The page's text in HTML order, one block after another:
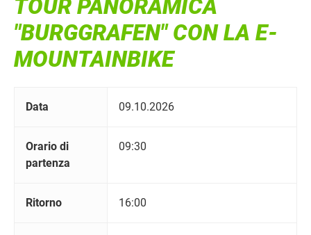
TOUR PANORAMICA
"BURGGRAFEN" CON LA E-
MOUNTAINBIKE
Data 09.10.2026
Orario di
partenza
09:30
Ritorno 16:00